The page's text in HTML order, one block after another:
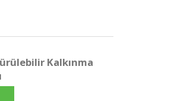
Kalkınma